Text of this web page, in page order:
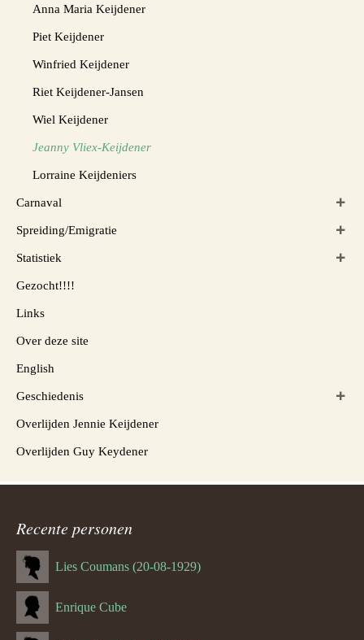
Anna Maria Keijdener
Piet Keijdener
Winfried Keijdener
Riet Keijdener-Jansen
Wiel Keijdener
Jeanny Vliex-Keijdener
Lorraine Keijdeniers
Carnaval
Spreiding/Emigratie
Statistiek
Gezocht!!!!
Links
Over deze site
English
Geschiedenis
Overlijden Jennie Keijdener
Overlijden Guy Keydener
Recente personen
Lies Coumans (20-08-1929)
Enrique Cube